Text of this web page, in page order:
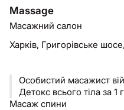
Massage
Масажний салон
Харків, Григорівське
Особистий масажист
Детокс всього тіла за 1
Масаж спини